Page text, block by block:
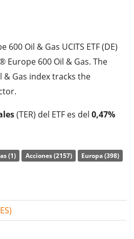
600 Oil & Gas UCITS ETF (DE)
Europe 600 Oil & Gas. The
& Gas index tracks the
(TER) del ETF es del 0,47%
600 Oil & Gas UCITS ETF
la rentabilidad del índice
todos los componentes del
Los dividendos del ETF se
(Al menos una vez al año).
600 Oil & Gas UCITS ETF (DE)
(1) Acciones (2157)
Europa (398)